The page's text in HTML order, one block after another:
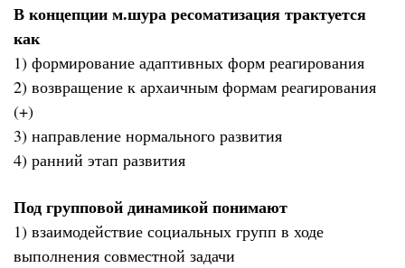
В концепции м.шура ресоматизация трактуется
как
1) формирование адаптивных форм реагирования
2) возвращение к архаичным формам реагирования
(+)
3) направление нормального развития
4) ранний этап развития
Под групповой динамикой понимают
1) взаимодействие социальных групп в ходе
выполнения совместной задачи